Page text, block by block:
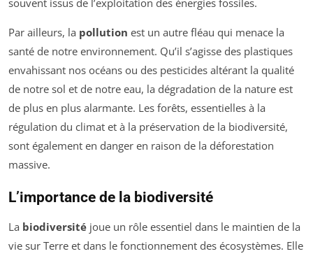
Par ailleurs, la pollution est un autre fléau qui menace la
santé de notre environnement. Qu’il s’agisse des plastiques
envahissant nos océans ou des pesticides altérant la qualité
de notre sol et de notre eau, la dégradation de la nature est
de plus en plus alarmante. Les forêts, essentielles à la
régulation du climat et à la préservation de la biodiversité,
sont également en danger en raison de la déforestation
massive.
L’importance de la biodiversité
La biodiversité joue un rôle essentiel dans le maintien de la
vie sur Terre et dans le fonctionnement des écosystèmes. Elle